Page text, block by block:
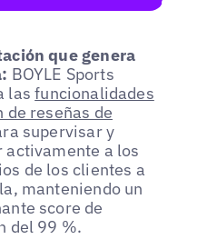
que genera
BOYLE Sports
lasfuncionalidades
de reseñas de
supervisar y
activamente a los
de los clientes a
manteniendo un
score de
del 99 %.